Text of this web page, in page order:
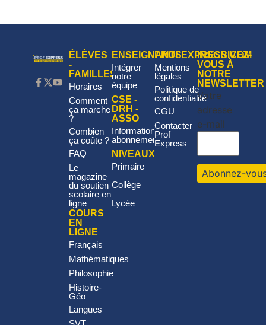
ÉLÈVES
-
FAMILLES
Horaires
Comment
ça marche
?
Combien
ça coûte ?
FAQ
Le
magazine
du soutien
scolaire en
ligne
COURS
EN
LIGNE
Français
Mathématiques
Philosophie
Histoire-
Géo
Langues
ENSEIGNANTS
Intégrer
notre
équipe
CSE -
DRH -
ASSO
Informations
abonnement
NIVEAUX
Primaire
Collège
Lycée
PROFEXPRESS.COM
Mentions
légales
Politique de
confidentialité
CGU
Contacter
Prof
Express
INSCRIVEZ-
VOUS À
NOTRE
NEWSLETTER
Votre
adresse
e-mail